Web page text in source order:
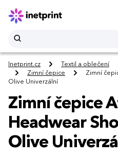
Inetprint.cz Textil a oblečení
Zimní čepice
Zimní
Olive Univerzální
Zimní čepice
Headwear
Olive